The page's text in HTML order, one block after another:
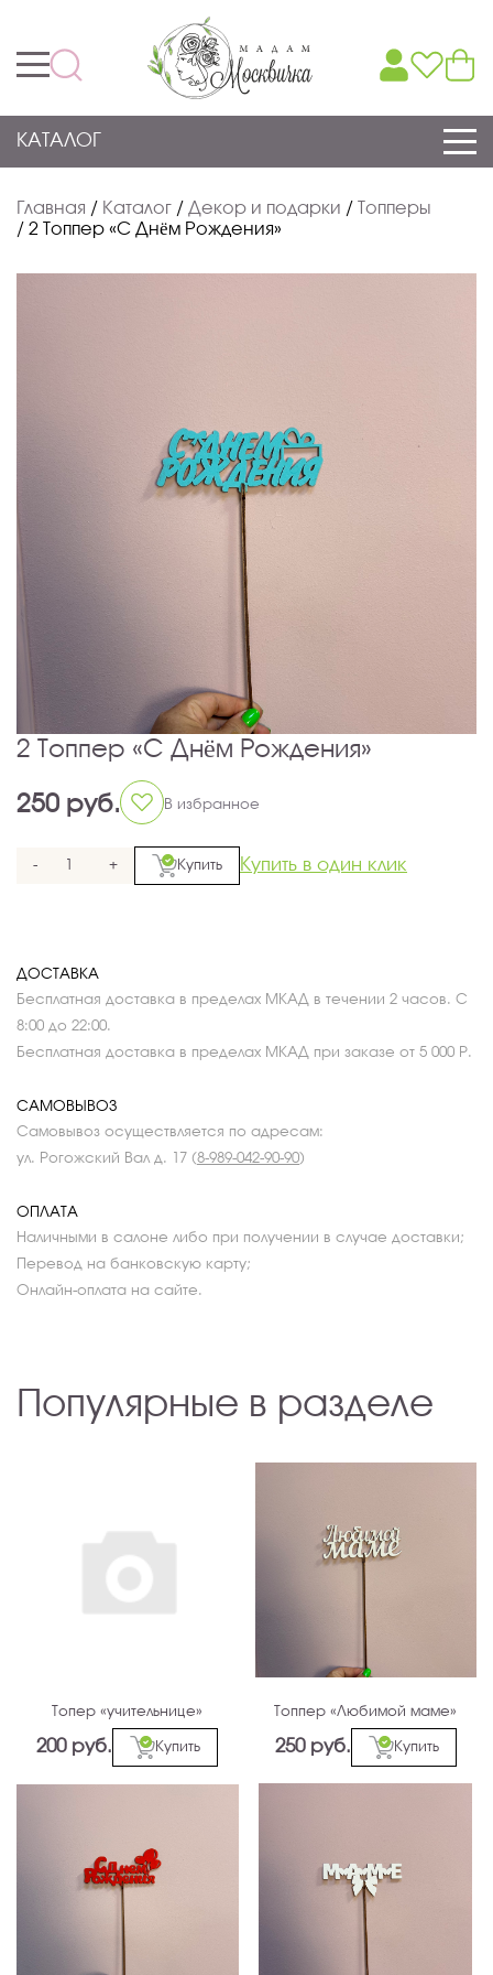
КАТАЛОГ
Главная / Каталог / Декор и подарки /
Топперы
/ 2 Топпер «С Днём Рождения»
2 Топпер «С Днём Рождения»
250 руб. В избранное
- + Купить Купить в один клик
ДОСТАВКА
Бесплатная доставка в пределах МКАД в течении 2 часов. С
8:00 до 22:00.
Бесплатная доставка в пределах МКАД при заказе от 5 000 Р.
САМОВЫВОЗ
Самовывоз осуществляется по адресам:
ул. Рогожский Вал д. 17 (8-989-042-90-90)
ОПЛАТА
Наличными в салоне либо при получении в случае доставки;
Перевод на банковскую карту;
Онлайн-оплата на сайте.
Популярные в разделе
Топер «учительнице»
200 руб. Купить
Топпер «Любимой маме»
250 руб. Купить